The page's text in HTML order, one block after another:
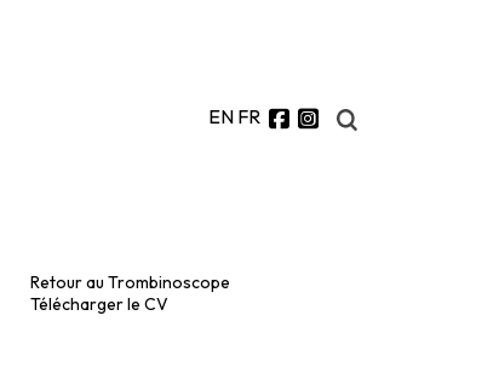
EN FR
Retour au Trombinoscope
Télécharger le CV